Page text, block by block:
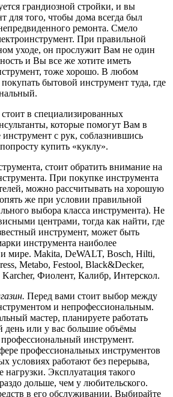
грандиозной стройки, и вы
для того, чтобы дома всегда был
ремонта. Смело
При правильной
уходе, он прослужит Вам не один
и Вы все же хотите иметь
тоже хорошо. В любом
бытовой инструмент туда, где
в специализированных
которые помогут Вам в
с рук, соблазнившись
купить «куклу».
стоит обратить внимание на
При покупке инструмента
можно рассчитывать на хорошую
же при условии правильной
выбора класса инструмента). Не
центрами, тогда как найти, где
инструмент, может быть
инструмента наиболее
мире. Makita, DeWALT, Bosch, Hilti,
Metabo, Festool, Black&Decker,
Karcher, Фиолент, Калибр, Интерскол.
Перед вами стоит выбор между
и непрофессиональным.
мастер, планируете работать
или у вас большие объёмы
инструмент.
профессиональных инструментов
условиях работают без перерыва,
Эксплуатация такого
дольше, чем у любительского.
в его обслуживании. Выбирайте